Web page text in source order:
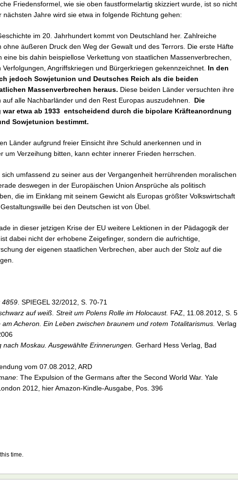
Friedensformel, wie sie oben faustformelartig skizziert wurde, ist so nicht
Jahre wird sie etwa in folgende Richtung gehen:
im 20. Jahrhundert kommt von Deutschland her. Zahlreiche
äußeren Druck den Weg der Gewalt und des Terrors. Die erste Häfte
bis dahin beispiellose Verkettung von staatlichen Massenverbrechen,
Angriffskriegen und Bürgerkriegen gekennzeichnet. In den
jedoch Sowjetunion und Deutsches Reich als die beiden
Massenverbrechen heraus. Diese beiden Länder versuchten ihre
alle Nachbarländer und den Rest Europas auszudehnen. Die
etwa ab 1933 entscheidend durch die bipolare Kräfteanordnung
Sowjetunion bestimmt.
Länder aufgrund freier Einsicht ihre Schuld anerkennen und in
um Verzeihung bitten, kann echter innerer Frieden herrschen.
umfassend zu seiner aus der Vergangenheit herrührenden moralischen
deswegen in der Europäischen Union Ansprüche als politisch
die im Einklang mit seinem Gewicht als Europas größter Volkswirtschaft
bei den Deutschen ist von Übel.
in dieser jetzigen Krise der EU weitere Lektionen in der Pädagogik der
dabei nicht der erhobene Zeigefinger, sondern die aufrichtige,
der eigenen staatlichen Verbrechen, aber auch der Stolz auf die
4859 . SPIEGEL 32/2012, S. 70-71
auf weiß. Streit um Polens Rolle im Holocaust. FAZ, 11.08.2012, S. 5
am Acheron. Ein Leben zwischen braunem und rotem Totalitarismus. Verlag
nach Moskau. Ausgewählte Erinnerungen. Gerhard Hess Verlag, Bad
vom 07.08.2012, ARD
: The Expulsion of the Germans after the Second World War. Yale
2012, hier Amazon-Kindle-Ausgabe, Pos. 396
time.